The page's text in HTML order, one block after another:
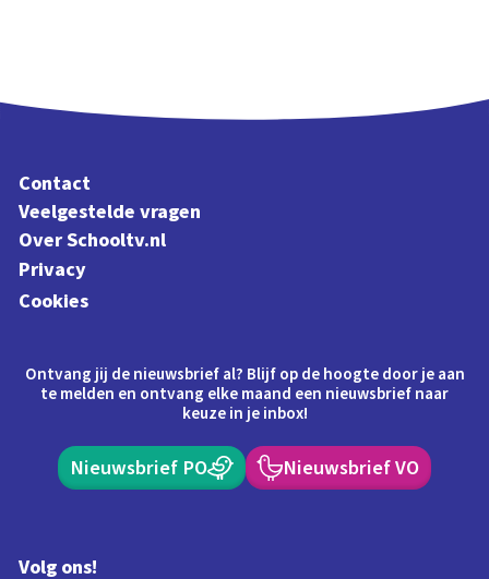
Contact
Veelgestelde vragen
Over Schooltv.nl
Privacy
Cookies
Ontvang jij de nieuwsbrief al? Blijf op de hoogte door je aan
te melden en ontvang elke maand een nieuwsbrief naar
keuze in je inbox!
Nieuwsbrief PO Nieuwsbrief VO
Volg ons!